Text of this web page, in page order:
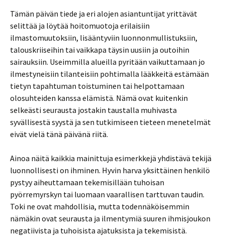
Tämän päivän tiede ja eri alojen asiantuntijat yrittävät
selittää ja löytää hoitomuotoja erilaisiin
ilmastomuutoksiin, lisääntyviin luonnonmullistuksiin,
talouskriiseihin tai vaikkapa täysin uusiin ja outoihin
sairauksiin. Useimmilla alueilla pyritään vaikuttamaan jo
ilmestyneisiin tilanteisiin pohtimalla lääkkeitä estämään
tietyn tapahtuman toistuminen tai helpottamaan
olosuhteiden kanssa elämistä. Nämä ovat kuitenkin
selkeästi seurausta jostakin taustalla muhivasta
syvällisestä syystä ja sen tutkimiseen tieteen menetelmät
eivät vielä tänä päivänä riitä.
Ainoa näitä kaikkia mainittuja esimerkkejä yhdistävä tekijä
luonnollisesti on ihminen. Hyvin harva yksittäinen henkilö
pystyy aiheuttamaan tekemisillään tuhoisan
pyörremyrskyn tai luomaan vaarallisen tarttuvan taudin.
Toki ne ovat mahdollisia, mutta todennäköisemmin
nämäkin ovat seurausta ja ilmentymiä suuren ihmisjoukon
negatiivista ja tuhoisista ajatuksista ja tekemisistä.